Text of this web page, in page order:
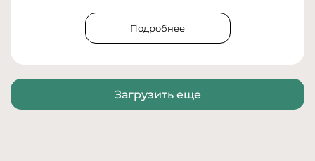
Подробнее
Загрузить еще